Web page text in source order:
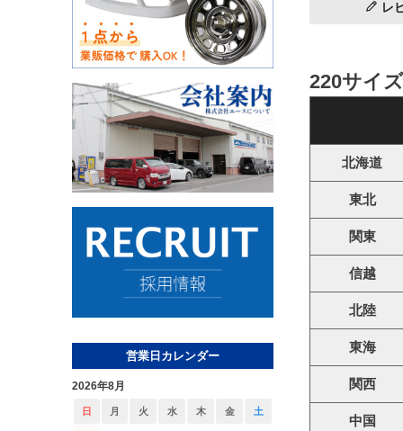
営業日カレンダー
2026年8月
日 月 火 水 木 金 土
レ
220サイ
北海道
東北
関東
信越
北陸
東海
関西
中国